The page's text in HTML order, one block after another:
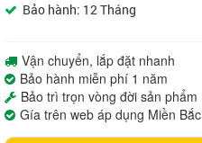
Bảo hành: 12 Tháng
Vận chuyển, lắp đặt nhanh
Bảo hành miễn phí 1 năm
Bảo trì trọn vòng đời sản phẩm
Gía trên web áp dụng Miền Bắc